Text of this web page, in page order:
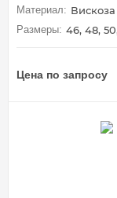
Материал: Вискоза
Размеры: 46, 48,
Цена по запросу